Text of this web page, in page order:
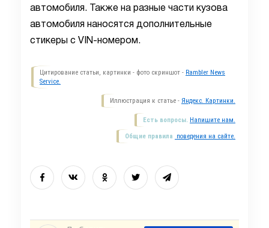
автомобиля. Также на разные части кузова
автомобиля наносятся дополнительные
стикеры с VIN -номером.
Цитирование статьи, картинки - фото скриншот - Rambler News
Service.
Иллюстрация к статье - Яндекс. Картинки.
Есть вопросы. Напишите нам.
Общие правила поведения на сайте.